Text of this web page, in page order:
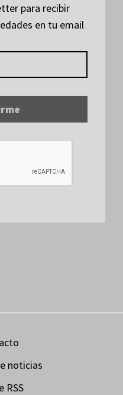
para recibir
en tu email
noticias
RSS